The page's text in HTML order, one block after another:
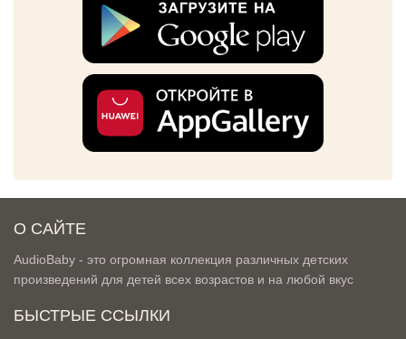
О САЙТЕ
AudioBaby - это огромная коллекция различных детских
произведений для детей всех возрастов и на любой вкус
БЫСТРЫЕ ССЫЛКИ